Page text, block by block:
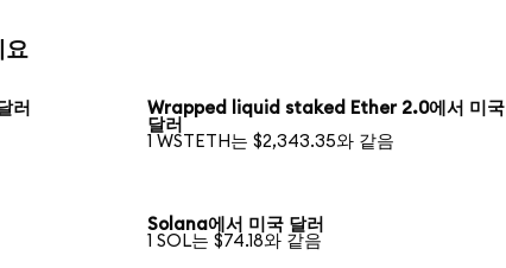
요
러
Wrapped liquid staked Ether 2.0에서 미국
달러
1 WSTETH는 $2,343.35와 같음
Solana에서 미국 달러
1 SOL는 $74.18와 같음